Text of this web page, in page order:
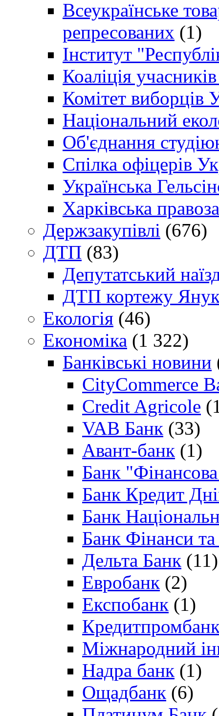
Всеукраїнське
репресованих (1)
Інститут
Коаліція
Комітет виборців
Національний
Об'єднання
Спілка офіцерів
Українська
Харківська
Держзакупівлі (676)
ДТП (83)
Депутатський
ДТП кортежу
Екологія (46)
Економіка (1 322)
Банківські новини
CityCommerce
Credit Agricole
VAB Банк (33)
Авант-банк (1)
Банк "Фінансова
Банк Кредит
Банк
Банк Фінанси
Дельта Банк (11)
Евробанк (2)
Експобанк (1)
Міжнародний
Надра банк (1)
Ощадбанк (6)